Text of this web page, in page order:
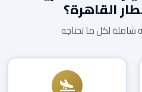
EN
AR
القاهرة؟
شاملة لكل ما تحتاجه